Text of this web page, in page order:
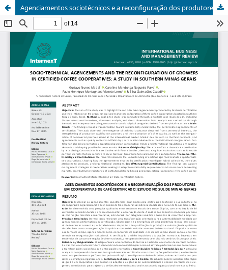
Agenciamentos sociotécnicos e a reconfiguração dos produtores em cooperativas de café certificado: estudo no sul de Minas Gerais